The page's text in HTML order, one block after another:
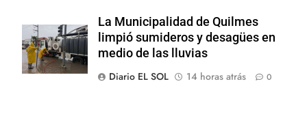
La Municipalidad de Quilmes
limpió sumideros y desagües en
medio de las lluvias
Diario EL SOL
14 horas atrás 0